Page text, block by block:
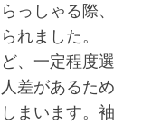
っしゃる際、
れました。
、一定程度選
差があるため
まいます。袖